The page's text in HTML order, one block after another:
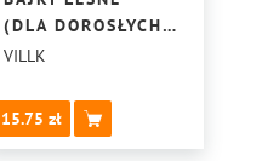
(DLA DOROSŁYCH
DZIECI)
VILLK
15.75